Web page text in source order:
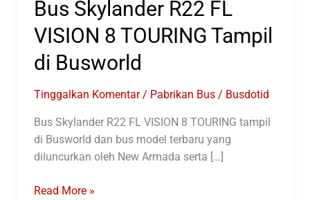
Bus Skylander R22 FL
VISION 8 TOURING Tampil
di Busworld
Tinggalkan Komentar / Pabrikan Bus/ Busdotid
Bus Skylander R22 FL VISION 8 TOURING tampil
di Busworld dan bus model terbaru yang
diluncurkan oleh New Armada serta […]
Bus
Read More »